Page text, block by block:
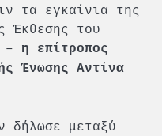
τα εγκαίνια της
Έκθεσης του
– η επίτροπος
Ένωσης Αντίνα
δήλωσε μεταξύ